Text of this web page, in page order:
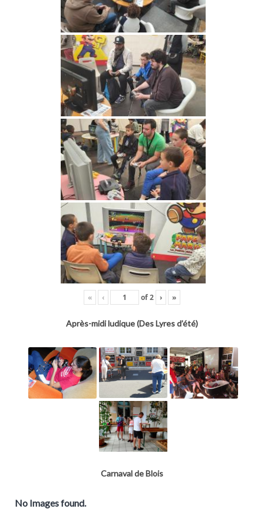
« ‹ of2 › »
Après-midi ludique (Des Lyres d’été)
Carnaval de Blois
No Images found.